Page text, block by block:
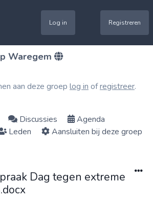
Log in Registreren
Waregem
aan deze groep log in ofregistreer.
Discussies
Agenda
Leden Aansluiten bij deze groep
Dag tegen extreme